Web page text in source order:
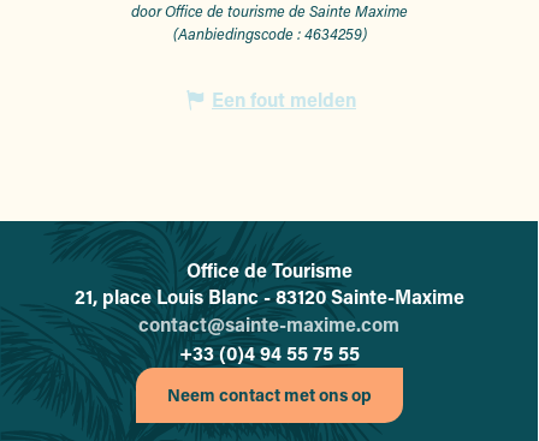
door Office de tourisme de Sainte Maxime
(Aanbiedingscode :4634259)
Een fout melden
L'office de tourisme de Sainte-
Office de Tourisme
21, place Louis Blanc - 83120 Sainte-Maxime
contact@sainte-maxime.com
+33 (0)4 94 55 75 55
Neem contact met ons op